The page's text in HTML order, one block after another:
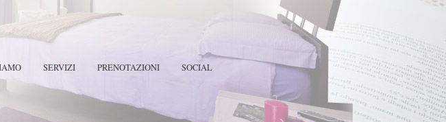
SERVIZI PRENOTAZIONI SOCIAL